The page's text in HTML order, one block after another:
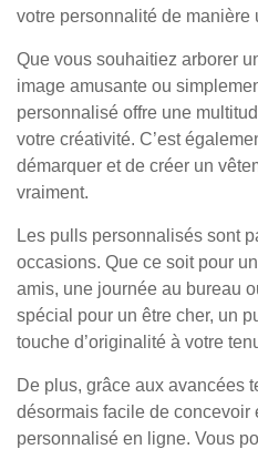
votre personnalité de manière
Que vous souhaitiez arborer
image amusante ou
personnalisé offre une
votre créativité. C’est
démarquer et de créer un
vraiment.
Les pulls personnalisés sont
occasions. Que ce soit pour
amis, une journée au bureau
spécial pour un être cher, un
touche d’originalité à votre
De plus, grâce aux avancées
désormais facile de concevoir
personnalisé en ligne. Vous